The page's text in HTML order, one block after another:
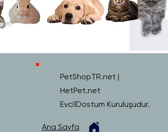
PetShopTR.net |
HetPet.net
EvcilDostum Kuruluşudur.
Ana Sayfa